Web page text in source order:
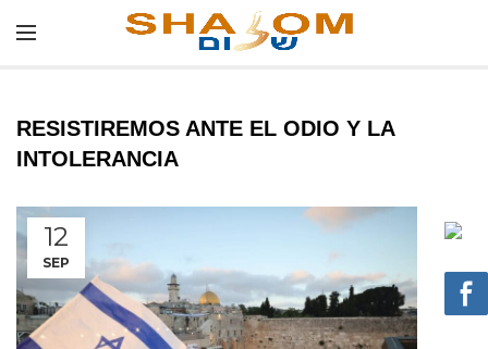
RESISTIREMOS ANTE EL ODIO Y LA
INTOLERANCIA
12
SEP